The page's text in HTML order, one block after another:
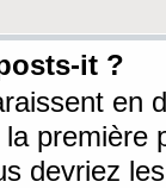
it ?
en
première
devriez